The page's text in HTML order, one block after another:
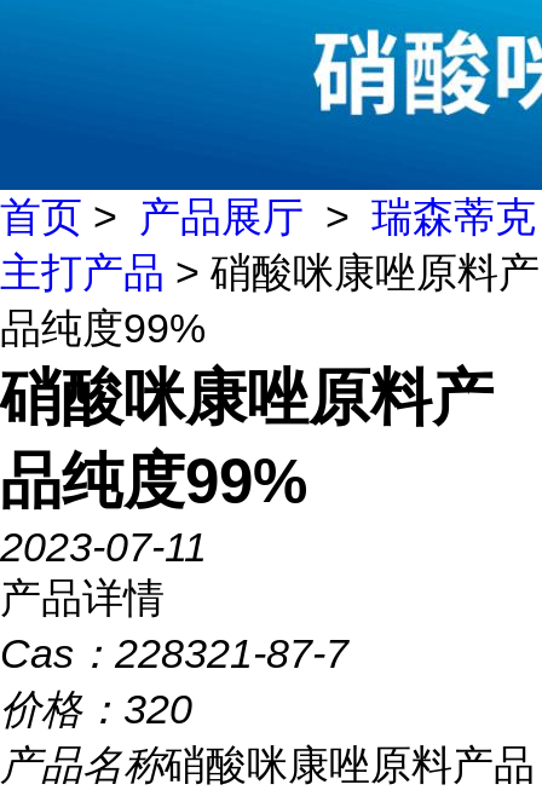
首页 > 产品展厅 > 瑞森蒂克
主打产品 > 硝酸咪康唑原料产
品纯度99%
硝酸咪康唑原料产
品纯度99%
2023-07-11
产品详情
Cas： 228321-87-7
价格： 320
产品名称硝酸咪康唑原料产品